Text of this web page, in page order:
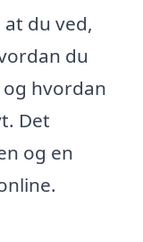
du ved,
du
hvordan
Det
og en